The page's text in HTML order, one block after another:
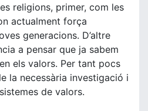
religions, primer, com les
actualment força
generacions. D’altre
a pensar que ja sabem
els valors. Per tant pocs
la necessària investigació i
de valors.